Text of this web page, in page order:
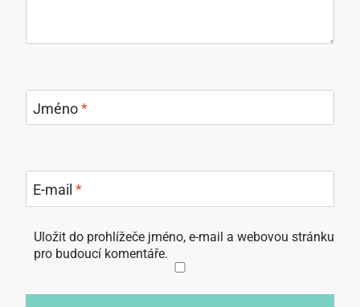
Jméno*
E-mail *
Uložit do prohlížeče jméno, e-mail a webovou stránku
pro budoucí komentáře.